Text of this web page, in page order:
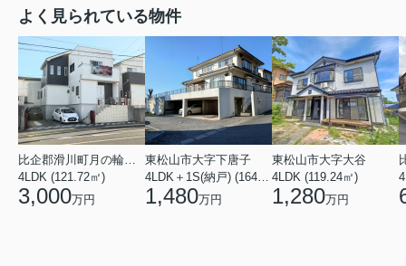
よく見られている物件
4LDK (121.72㎡)
3,000万円
東松山市大字下唐子
1,480万円
東松山市大字大谷
4LDK (119.24㎡)
1,280万円